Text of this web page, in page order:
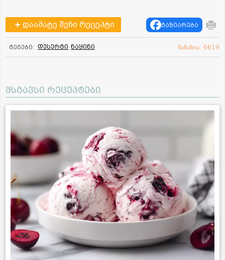
დაამატე შენი რეცეპტი გაზიარება
ტეგები: დესერტი ნაყინი ნანახია: 6619
მსგავსი რეცეპტები